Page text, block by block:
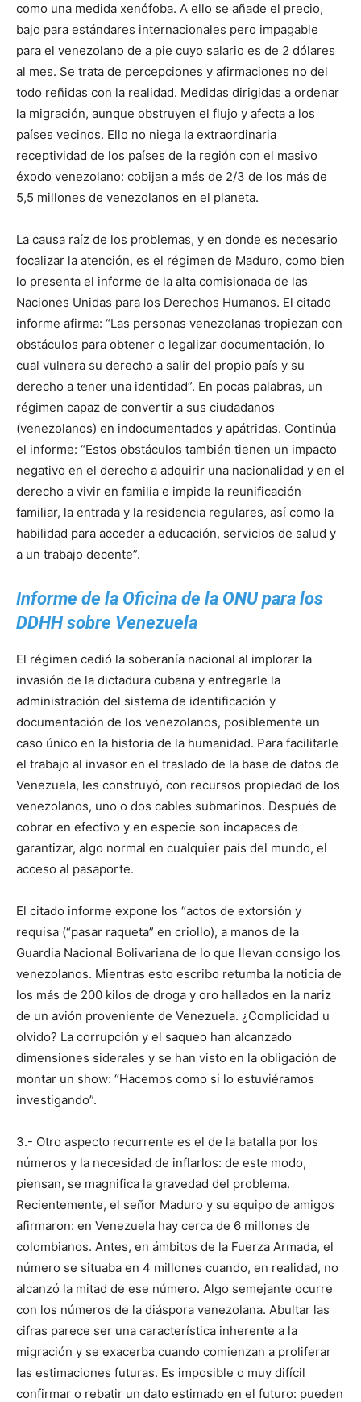
como una medida xenófoba. A ello se añade el precio,
bajo para estándares internacionales pero impagable
para el venezolano de a pie cuyo salario es de 2 dólares
al mes. Se trata de percepciones y afirmaciones no del
todo reñidas con la realidad. Medidas dirigidas a ordenar
la migración, aunque obstruyen el flujo y afecta a los
países vecinos. Ello no niega la extraordinaria
receptividad de los países de la región con el masivo
éxodo venezolano: cobijan a más de 2/3 de los más de
5,5 millones de venezolanos en el planeta.
La causa raíz de los problemas, y en donde es necesario
focalizar la atención, es el régimen de Maduro, como bien
lo presenta el informe de la alta comisionada de las
Naciones Unidas para los Derechos Humanos. El citado
informe afirma: “Las personas venezolanas tropiezan con
obstáculos para obtener o legalizar documentación, lo
cual vulnera su derecho a salir del propio país y su
derecho a tener una identidad”. En pocas palabras, un
régimen capaz de convertir a sus ciudadanos
(venezolanos) en indocumentados y apátridas. Continúa
el informe: “Estos obstáculos también tienen un impacto
negativo en el derecho a adquirir una nacionalidad y en el
derecho a vivir en familia e impide la reunificación
familiar, la entrada y la residencia regulares, así como la
habilidad para acceder a educación, servicios de salud y
a un trabajo decente”.
Informe de la Oficina de la ONU para los
DDHH sobre Venezuela
El régimen cedió la soberanía nacional al implorar la
invasión de la dictadura cubana y entregarle la
administración del sistema de identificación y
documentación de los venezolanos, posiblemente un
caso único en la historia de la humanidad. Para facilitarle
el trabajo al invasor en el traslado de la base de datos de
Venezuela, les construyó, con recursos propiedad de los
venezolanos, uno o dos cables submarinos. Después de
cobrar en efectivo y en especie son incapaces de
garantizar, algo normal en cualquier país del mundo, el
acceso al pasaporte.
El citado informe expone los “actos de extorsión y
requisa (“pasar raqueta” en criollo), a manos de la
Guardia Nacional Bolivariana de lo que llevan consigo los
venezolanos. Mientras esto escribo retumba la noticia de
los más de 200 kilos de droga y oro hallados en la nariz
de un avión proveniente de Venezuela. ¿Complicidad u
olvido? La corrupción y el saqueo han alcanzado
dimensiones siderales y se han visto en la obligación de
montar un show: “Hacemos como si lo estuviéramos
investigando”.
3.- Otro aspecto recurrente es el de la batalla por los
números y la necesidad de inflarlos: de este modo,
piensan, se magnifica la gravedad del problema.
Recientemente, el señor Maduro y su equipo de amigos
afirmaron: en Venezuela hay cerca de 6 millones de
colombianos. Antes, en ámbitos de la Fuerza Armada, el
número se situaba en 4 millones cuando, en realidad, no
alcanzó la mitad de ese número. Algo semejante ocurre
con los números de la diáspora venezolana. Abultar las
cifras parece ser una característica inherente a la
migración y se exacerba cuando comienzan a proliferar
las estimaciones futuras. Es imposible o muy difícil
confirmar o rebatir un dato estimado en el futuro: pueden